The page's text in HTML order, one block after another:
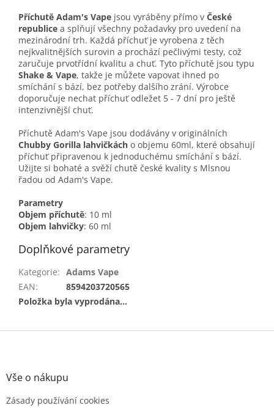
Příchutě Adam's Vape jsou vyráběny přímo v České
republice a splňují všechny požadavky pro uvedení na
mezinárodní trh. Každá příchuť je vyrobena z těch
nejkvalitnějších surovin a prochází pečlivými testy, což
zaručuje prvotřídní kvalitu a chuť. Tyto příchutě jsou typu
Shake & Vape, takže je můžete vapovat ihned po
smíchání s bází, bez potřeby dalšího zrání. Výrobce
doporučuje nechat příchuť odležet 5 - 7 dní pro ještě
intenzivnější chuť.
Příchutě Adam's Vape jsou dodávány v originálních
Chubby Gorilla lahvičkách o objemu 60ml, které obsahují
příchuť připravenou k jednoduchému smíchání s bází.
Užijte si bohaté a svěží chutě české kvality s Mlsnou
řadou od Adam's Vape.
Parametry
Objem příchutě: 10 ml
Objem lahvičky: 60 ml
Doplňkové parametry
Kategorie: Adams Vape
EAN:
8594203720565
Položka byla vyprodána…
Z
Vše o nákupu
Zásady používání cookies